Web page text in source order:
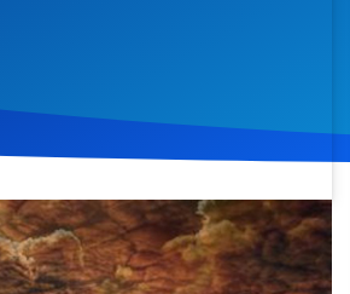
588Klicks Download
Über Uns